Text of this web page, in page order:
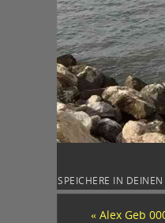
SPEICHERE IN
« Alex Geb